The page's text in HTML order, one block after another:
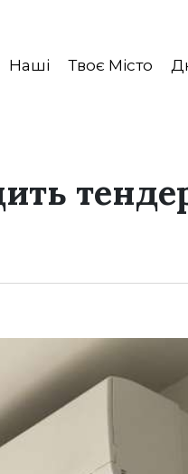
Наші Твоє Місто